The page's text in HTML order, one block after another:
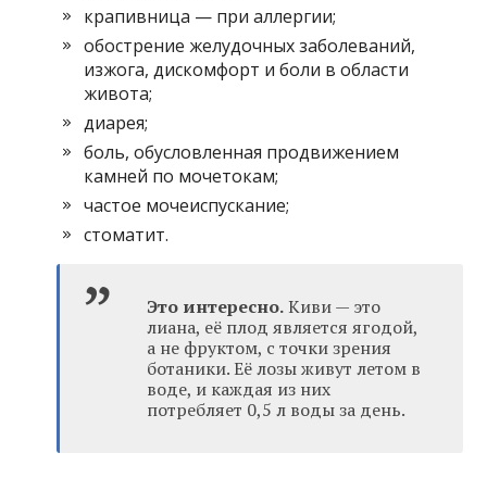
крапивница — при аллергии;
обострение желудочных заболеваний,
изжога, дискомфорт и боли в области
живота;
диарея;
боль, обусловленная продвижением
камней по мочетокам;
частое мочеиспускание;
стоматит.
Это интересно.Киви — это
лиана, её плод является ягодой,
а не фруктом, с точки зрения
ботаники. Её лозы живут летом в
воде, и каждая из них
потребляет 0,5 л воды за день.